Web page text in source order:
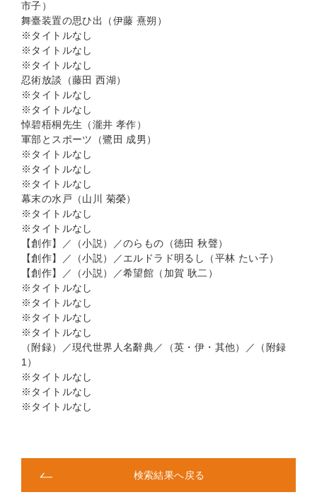
市子）
舞臺装置の思ひ出（伊藤 熹朔）
※タイトルなし
※タイトルなし
※タイトルなし
忍術放談（藤田 西湖）
※タイトルなし
※タイトルなし
悼碧梧桐先生（瀧井 孝作）
軍部とスポーツ（鷺田 成男）
※タイトルなし
※タイトルなし
※タイトルなし
幕末の水戸（山川 菊榮）
※タイトルなし
※タイトルなし
【創作】／（小説）／のらもの（徳田 秋聲）
【創作】／（小説）／エルドラド明るし（平林 たい子）
【創作】／（小説）／希望館（加賀 耿二）
※タイトルなし
※タイトルなし
※タイトルなし
※タイトルなし
（附録）／現代世界人名辭典／（英・伊・其他）／（附録
1）
※タイトルなし
※タイトルなし
※タイトルなし
検索結果へ戻る